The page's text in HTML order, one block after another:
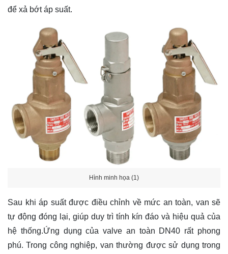
để xả bớt áp suất.
Hình minh họa (1)
Sau khi áp suất được điều chỉnh về mức an toàn, van sẽ
tự động đóng lại, giúp duy trì tính kín đáo và hiệu quả của
hệ thống.Ứng dụng của valve an toàn DN40 rất phong
phú. Trong công nghiệp, van thường được sử dụng trong